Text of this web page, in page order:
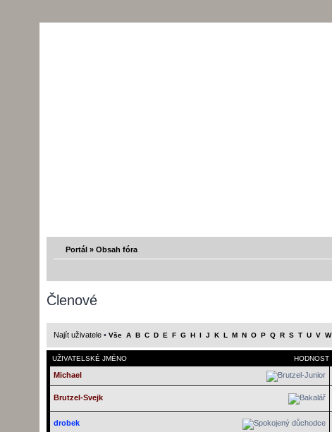
Portál» Obsah fóra
Členové
Najít uživatele• Vše A B C D E F G H I J K L M N O P Q R S T U V W
HODNOST
UŽIVATELSKÉ JMÉNO
Michael
Brutzel-Svejk
drobek